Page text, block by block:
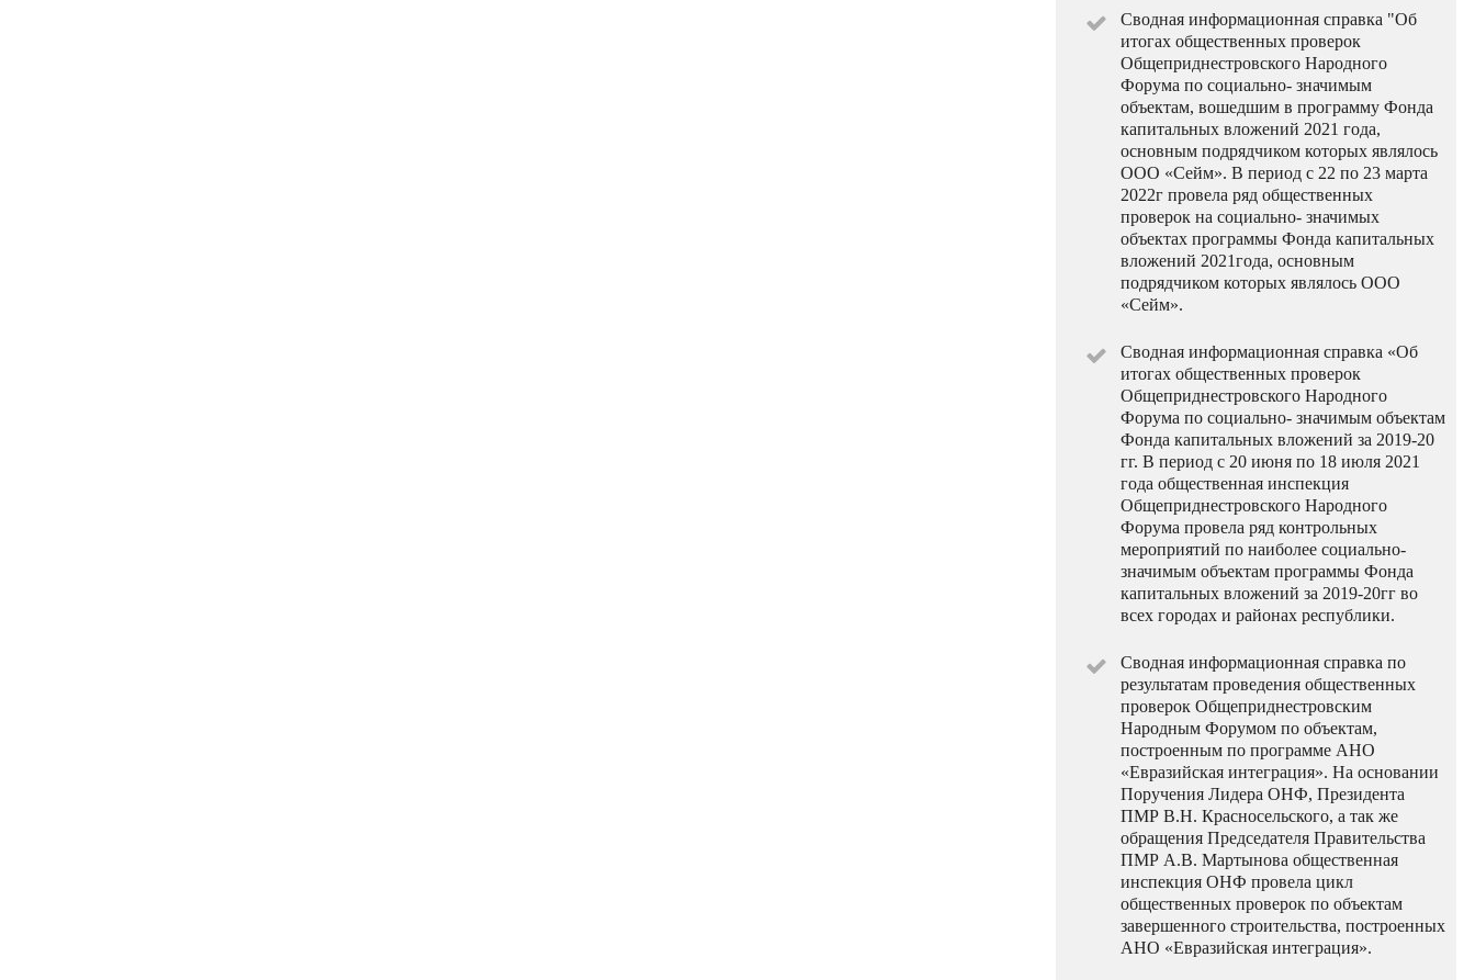
Сводная информационная справка "Об
итогах общественных проверок
Общеприднестровского Народного
Форума по социально- значимым
объектам, вошедшим в программу Фонда
капитальных вложений 2021 года,
основным подрядчиком которых являлось
ООО «Сейм». В период с 22 по 23 марта
2022г провела ряд общественных
проверок на социально- значимых
объектах программы Фонда капитальных
вложений 2021года, основным
подрядчиком которых являлось ООО
«Сейм».
Сводная информационная справка «Об
итогах общественных проверок
Общеприднестровского Народного
Форума по социально- значимым объектам
Фонда капитальных вложений за 2019-20
гг. В период с 20 июня по 18 июля 2021
года общественная инспекция
Общеприднестровского Народного
Форума провела ряд контрольных
мероприятий по наиболее социально-
значимым объектам программы Фонда
капитальных вложений за 2019-20гг во
всех городах и районах республики.
Сводная информационная справка по
результатам проведения общественных
проверок Общеприднестровским
Народным Форумом по объектам,
построенным по программе АНО
«Евразийская интеграция». На основании
Поручения Лидера ОНФ, Президента
ПМР В.Н. Красносельского, а так же
обращения Председателя Правительства
ПМР А.В. Мартынова общественная
инспекция ОНФ провела цикл
общественных проверок по объектам
завершенного строительства, построенных
АНО «Евразийская интеграция».